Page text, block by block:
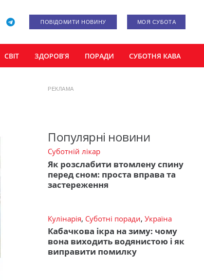
ПОВІДОМИТИ НОВИНУ МОЯ СУБОТА
СВІТ ЗДОРОВ’Я ПОРАДИ СУБОТНЯ КАВА
РЕКЛАМА
Популярні новини
Суботній лікар
Як розслабити втомлену спину
перед сном: проста вправа та
застереження
Кулінарія, Суботні поради, Україна
Кабачкова ікра на зиму: чому
вона виходить водянистою і як
виправити помилку